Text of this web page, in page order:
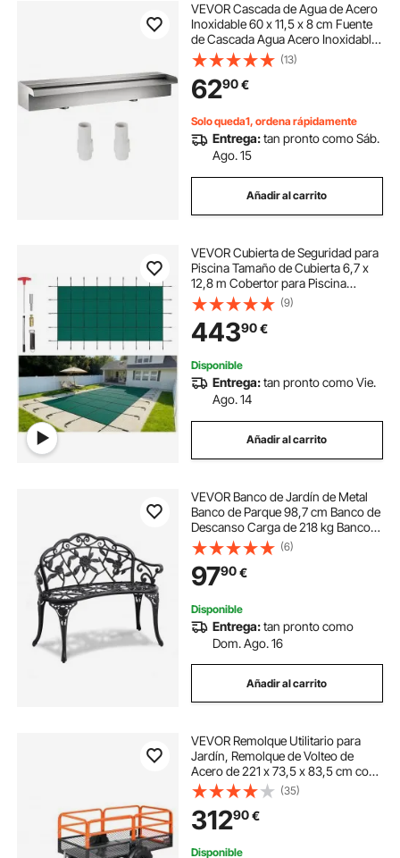
VEVOR Cascada de Agua de Acero
Inoxidable 60 x 11,5 x 8 cm Fuente
de Cascada Agua Acero Inoxidable
Fuente Rectangular para Piscina,
Jardín, Decoración
(13)
6290€
Solo queda1, ordena rápidamente
Entrega:tan pronto como Sáb.
Ago. 15
Añadir al carrito
VEVOR Cubierta de Seguridad para
Piscina Tamaño de Cubierta 6,7 x
12,8 m Cobertor para Piscina
Rectangular Tamaño de Piscina 6,1
x 12,2 m Lona de Piscina para
Piscinas Enterradas de Hogar
Jardín Hotel
(9)
44390€
Disponible
Entrega:tan pronto como Vie.
Ago. 14
Añadir al carrito
VEVOR Banco de Jardín de Metal
Banco de Parque 98,7 cm Banco de
Descanso Carga de 218 kg Banco
de Jardín y Parque para Exterior
con Respaldo y Reposabrazos
Banco para Jardín, Parque, Patio,
Porche
(6)
9790€
Disponible
Entrega:tan pronto como
Dom. Ago. 16
Añadir al carrito
VEVOR Remolque Utilitario para
Jardín, Remolque de Volteo de
Acero de 221 x 73,5 x 83,5 cm con
Panel Trasero Extraíble, Carro de
Jardín Resistente para
Cortacésped, Tractor, Carga de
725,75 kg
(35)
31290€
Disponible